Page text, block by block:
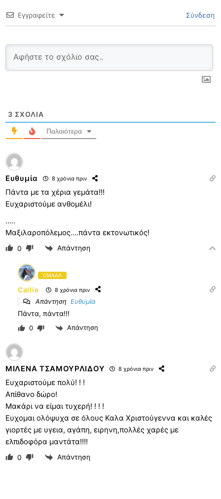
Εγγραφείτε Σύνδεση
3 ΣΧΌΛΙΑ
Παλαιότερα
Ευθυμία 8 χρόνια πριν
Πάντα με τα χέρια γεμάτα!!!
Ευχαριστούμε ανθομέλι!
…..
Μαξιλαροπόλεμος….πάντα εκτονωτικός!
0 Απάντηση
ΟΜΑΔΑ
Callie 8 χρόνια πριν
Απάντηση Ευθυμία
Πάντα, πάντα!!!
0 Απάντηση
ΜΙΛΕΝΑ ΤΣΑΜΟΥΡΛΙΔΟΥ 8 χρόνια πριν
Ευχαριστούμε πολύ! ! !
Απίθανο δώρο!
Μακάρι να είμαι τυχερή! ! ! !
Ευχομαι ολόψυχα σε όλους Καλα Χριστούγεννα και καλές
γιορτές με υγεια, αγάπη, ειρηνη,πολλές χαρές με
ελπιδοφόρα μαντάτα!!!!
0 Απάντηση